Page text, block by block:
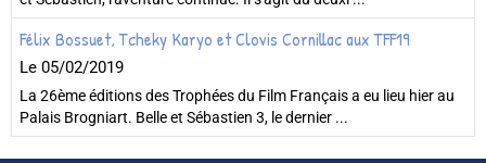
Félix Bossuet, Tcheky Karyo et Clovis Cornillac aux TFF19
Le 05/02/2019
La 26ème éditions des Trophées du Film Français a eu lieu hier au
Palais Brogniart. Belle et Sébastien 3, le dernier ...